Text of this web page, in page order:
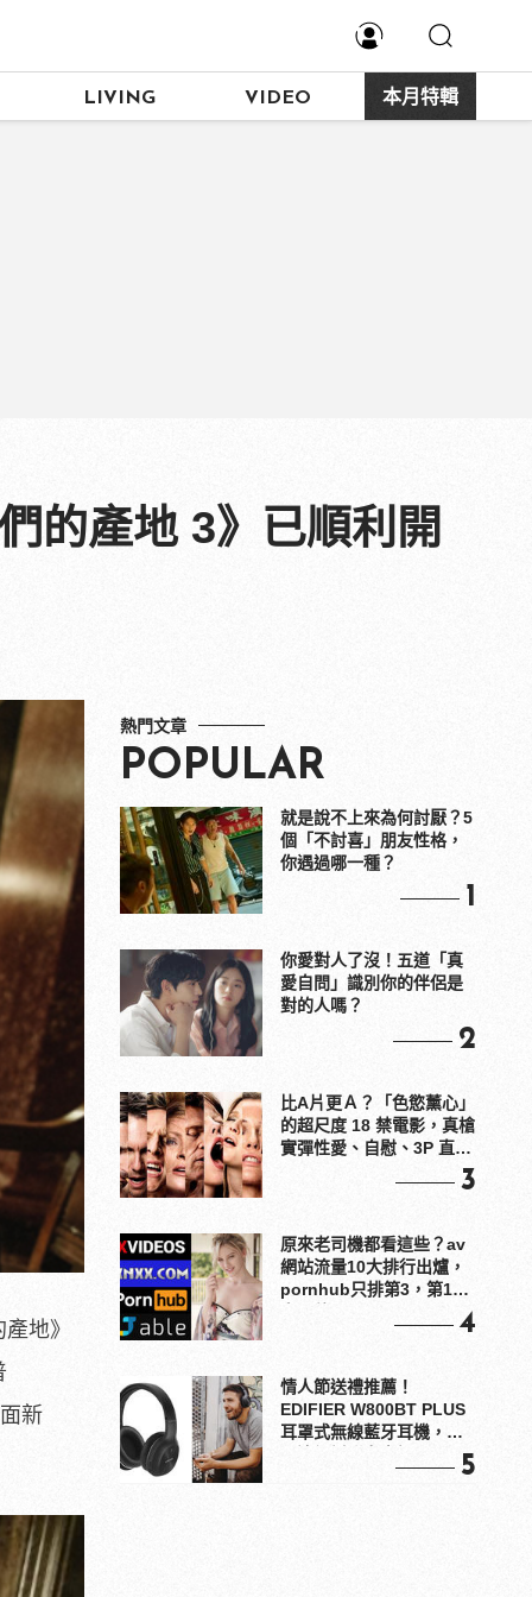
LIVING VIDEO 本月特輯
的產地 3》已順利開
地》
新
熱門文章
POPULAR
就是說不上來為何討厭？5
個「不討喜」朋友性格，
你遇過哪一種？
1
你愛對人了沒！五道「真
愛自問」識別你的伴侶是
對的人嗎？
2
比A片更Ａ？「色慾薰心」
的超尺度 18 禁電影，真槍
實彈性愛、自慰、3P 直接
3
原來老司機都看這些？av
網站流量10大排行出爐，
pornhub只排第3，第1名
4
情人節送禮推薦！
EDIFIER W800BT PLUS
耳罩式無線藍牙耳機，在
5